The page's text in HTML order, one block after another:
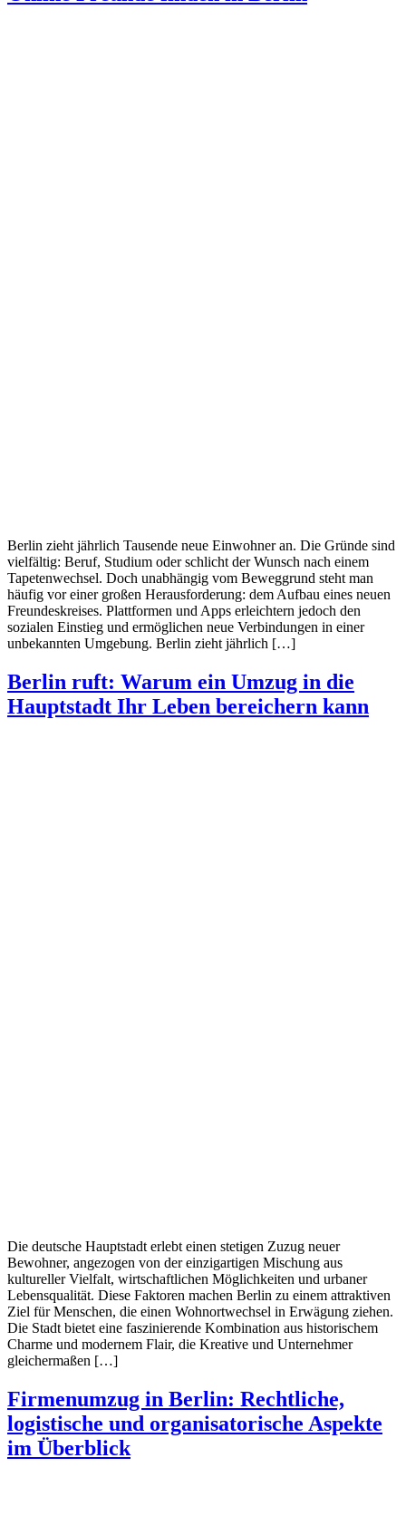
Berlin zieht jährlich Tausende neue Einwohner an. Die Gründe sind
vielfältig: Beruf, Studium oder schlicht der Wunsch nach einem
Tapetenwechsel. Doch unabhängig vom Beweggrund steht man
häufig vor einer großen Herausforderung: dem Aufbau eines neuen
Freundeskreises. Plattformen und Apps erleichtern jedoch den
sozialen Einstieg und ermöglichen neue Verbindungen in einer
unbekannten Umgebung. Berlin zieht jährlich […]
Berlin ruft: Warum ein Umzug in die
Hauptstadt Ihr Leben bereichern kann
Die deutsche Hauptstadt erlebt einen stetigen Zuzug neuer
Bewohner, angezogen von der einzigartigen Mischung aus
kultureller Vielfalt, wirtschaftlichen Möglichkeiten und urbaner
Lebensqualität. Diese Faktoren machen Berlin zu einem attraktiven
Ziel für Menschen, die einen Wohnortwechsel in Erwägung ziehen.
Die Stadt bietet eine faszinierende Kombination aus historischem
Charme und modernem Flair, die Kreative und Unternehmer
gleichermaßen […]
Firmenumzug in Berlin: Rechtliche,
logistische und organisatorische Aspekte
im Überblick